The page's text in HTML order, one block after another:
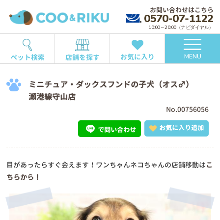
お問い合わせはこちら
0570-07-1122
10:00～20:00（ナビダイヤル）
ペット検索 店舗を探す お気に入り MENU
ミニチュア・ダックスフンドの子犬（オス♂）
瀬港線守山店
No.00756056
お気に入り追加
で問い合わせ
目があったらすぐ会えます！ワンちゃんネコちゃんの店舗移動はこ
ちらから！